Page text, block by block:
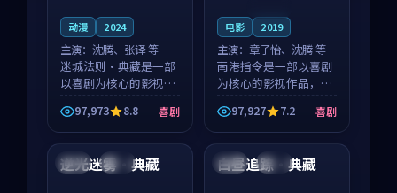
动漫 2024
主演： 沈腾、张译 等
迷城法则·典藏是一部
以喜剧为核心的影视作
品，围绕危机、反转与
人物成长展开，整体节
奏紧凑，值得推荐观
看。
97,973 8.8 喜剧
电影 2019
主演： 章子怡、沈腾 等
南港指令是一部以喜剧
为核心的影视作品，围
绕危机、反转与人物成
长展开，整体节奏紧
凑，值得推荐观看。
97,927 7.2 喜剧
中国 杜比
逆光迷雾·典藏 中国 院线
白昼追踪·典藏